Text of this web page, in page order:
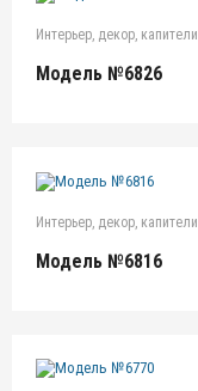
Интерьер, декор, капители
Модель №6826
Интерьер, декор, капители
Модель №6816